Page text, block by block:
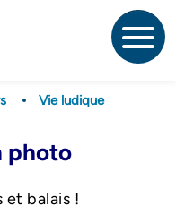
Vie ludique
photo
et balais !